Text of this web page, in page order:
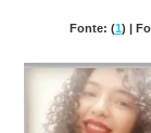
Fonte: (1) |